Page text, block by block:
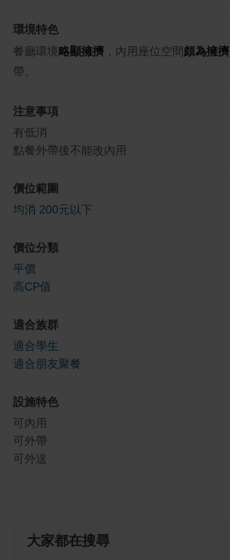
環境特色
餐廳環境略顯擁擠 ，內用座位空間頗為擁擠
帶。
注意事項
有低消
點餐外帶後不能改內用
價位範圍
均消 200元以下
價位分類
平價
高CP值
適合族群
適合學生
適合朋友聚餐
設施特色
可內用
可外帶
可外送
大家都在搜尋